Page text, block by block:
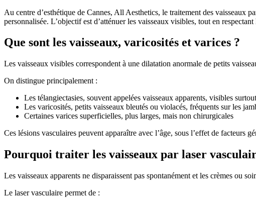
Au centre d’esthétique de Cannes, All Aesthetics, le traitement des vaisseaux
personnalisée. L’objectif est d’atténuer les vaisseaux visibles, tout en
Que sont les vaisseaux, varicosités et varices ?
Les vaisseaux visibles correspondent à une dilatation anormale de petits
On distingue principalement :
Les télangiectasies, souvent appelées vaisseaux apparents, visibles
Les varicosités, petits vaisseaux bleutés ou violacés, fréquents sur les
Certaines varices superficielles, plus larges, mais non chirurgicales
Ces lésions vasculaires peuvent apparaître avec l’âge, sous l’effet de facteurs
Pourquoi traiter les vaisseaux par laser
Les vaisseaux apparents ne disparaissent pas spontanément et les crèmes ou
Le laser vasculaire permet de :